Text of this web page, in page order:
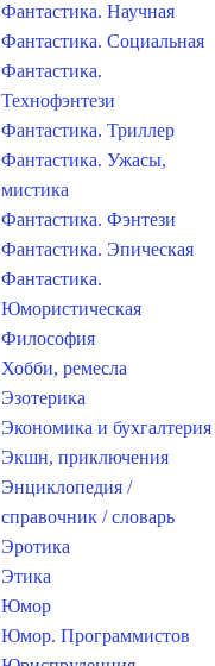
Фантастика. Научная
Фантастика. Социальная
Фантастика.
Технофэнтези
Фантастика. Триллер
Фантастика. Ужасы,
мистика
Фантастика. Фэнтези
Фантастика. Эпическая
Фантастика.
Юмористическая
Философия
Хобби, ремесла
Эзотерика
Экономика и бухгалтерия
Экшн, приключения
Энциклопедия /
справочник / словарь
Эротика
Этика
Юмор
Юмор. Программистов